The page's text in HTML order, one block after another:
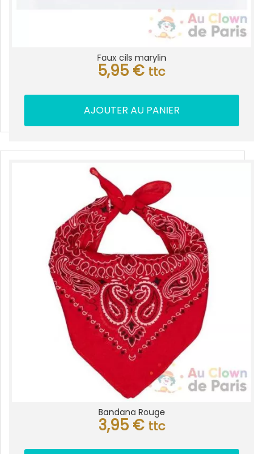
Faux cils marylin
5,95 € ttc
AJOUTER AU PANIER
Bandana Rouge
3,95 € ttc